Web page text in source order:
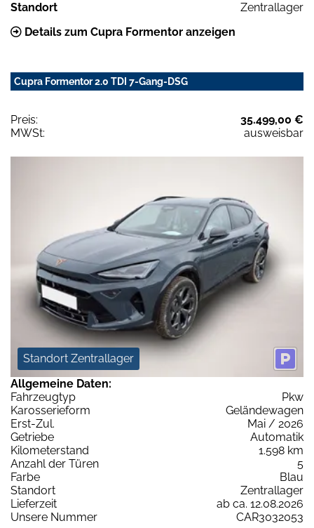
Standort
Zentrallager
Details zum Cupra Formentor anzeigen
Cupra Formentor 2.0 TDI 7-Gang-DSG
Preis:
35.499,00 €
MWSt:
ausweisbar
Standort Zentrallager
Allgemeine Daten:
Fahrzeugtyp
Pkw
Karosserieform
Geländewagen
Erst-Zul.
Mai / 2026
Getriebe
Automatik
Kilometerstand
1.598 km
Anzahl der Türen
5
Farbe
Blau
Standort
Zentrallager
Lieferzeit
ab ca. 12.08.2026
Unsere Nummer
CAR3032053